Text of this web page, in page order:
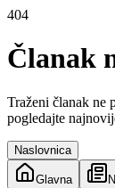
404
Članak
Traženi članak ne
pogledajte
Naslovnica
Glavna